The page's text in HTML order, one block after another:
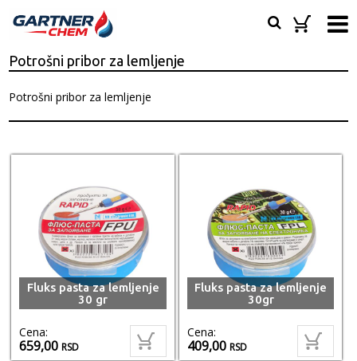
Potrošni pribor za lemljenje
Potrošni pribor za lemljenje
Fluks pasta za lemljenje
30 gr
Cena:
659,00RSD
Fluks pasta za lemljenje
30gr
Cena:
409,00RSD